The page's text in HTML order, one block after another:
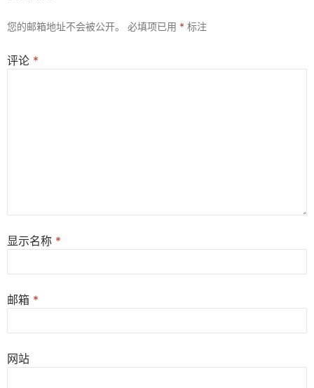
您的邮箱地址不会被公开。 必填项已用 * 标注
评论 *
显示名称 *
邮箱 *
网站